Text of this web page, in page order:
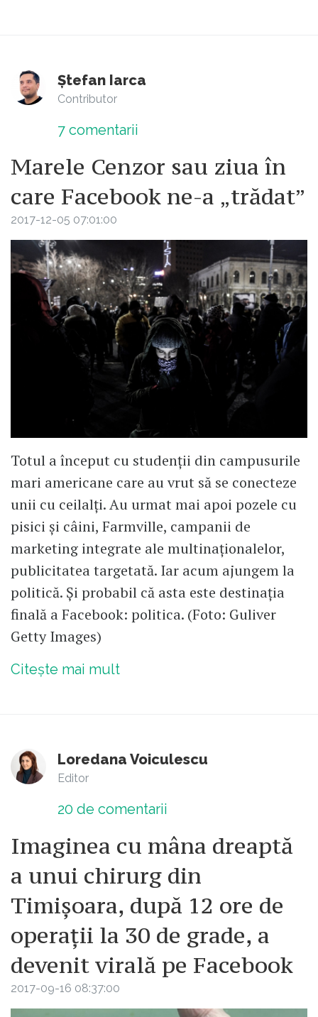
Ștefan Iarca
Contributor
7 comentarii
Marele Cenzor sau ziua în
care Facebook ne-a „trădat”
2017-12-05 07:01:00
Totul a început cu studenții din campusurile
mari americane care au vrut să se conecteze
unii cu ceilalți. Au urmat mai apoi pozele cu
pisici și câini, Farmville, campanii de
marketing integrate ale multinaționalelor,
publicitatea targetată. Iar acum ajungem la
politică. Și probabil că asta este destinația
finală a Facebook: politica. (Foto: Guliver
Getty Images)
Citește mai mult
Loredana Voiculescu
Editor
20 de comentarii
Imaginea cu mâna dreaptă
a unui chirurg din
Timișoara, după 12 ore de
operații la 30 de grade, a
devenit virală pe Facebook
2017-09-16 08:37:00